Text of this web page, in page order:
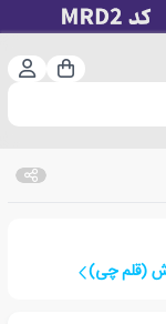
سبد
(قلم چی)